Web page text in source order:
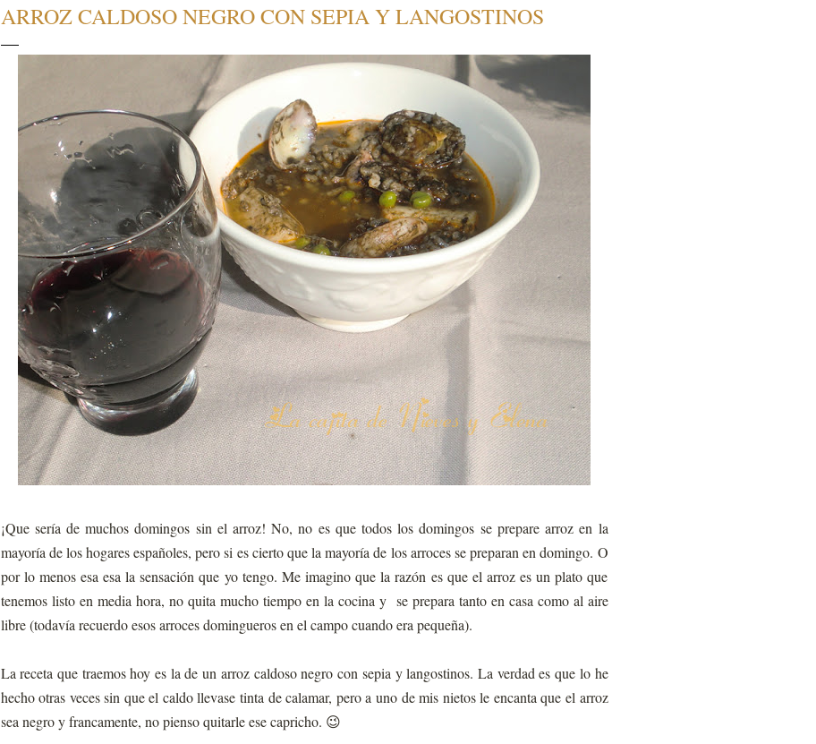
ARROZ CALDOSO NEGRO CON SEPIA Y LANGOSTINOS
¡Que sería de muchos domingos sin el arroz! No, no es que todos los domingos se prepare arroz en la
mayoría de los hogares españoles, pero si es cierto que la mayoría de los arroces se preparan en domingo. O
por lo menos esa esa la sensación que yo tengo. Me imagino que la razón es que el arroz es un plato que
tenemos listo en media hora, no quita mucho tiempo en la cocina y se prepara tanto en casa como al aire
libre (todavía recuerdo esos arroces domingueros en el campo cuando era pequeña).
La receta que traemos hoy es la de un arroz caldoso negro con sepia y langostinos. La verdad es que lo he
hecho otras veces sin que el caldo llevase tinta de calamar, pero a uno de mis nietos le encanta que el arroz
sea negro y francamente, no pienso quitarle ese capricho. 😉